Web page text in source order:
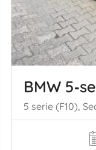
BMW
5 serie (F10),